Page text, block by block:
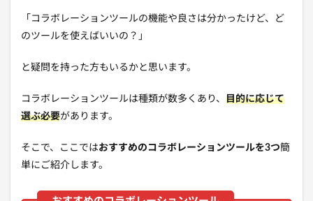
「コラボレーションツールの機能や良さは分かったけど、ど
のツールを使えばいいの？」
と疑問を持った方もいるかと思います。
コラボレーションツールは種類が数多くあり、 目的に応じて
選ぶ必要があります。
そこで、ここではおすすめのコラボレーションツールを3つ簡
単にご紹介します。